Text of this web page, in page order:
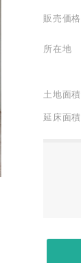
販売価格
所在地
土地面積
延床面積